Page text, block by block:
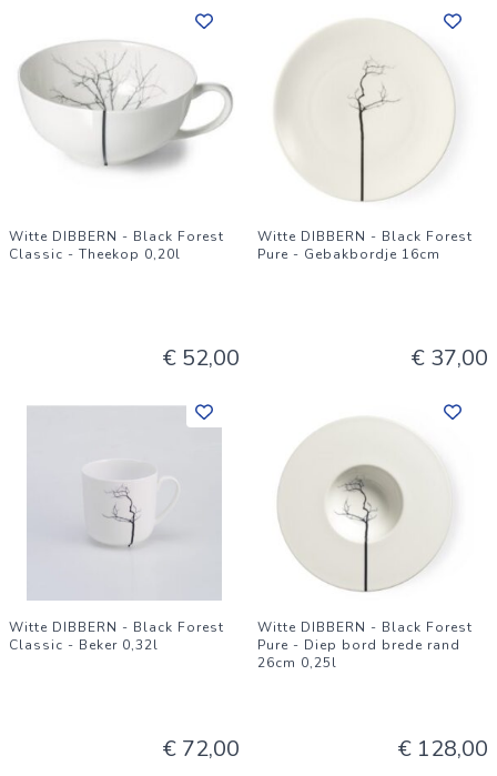
Witte DIBBERN - Black Forest
Classic - Theekop 0,20l
€ 52,00
Witte DIBBERN - Black Forest
Pure - Gebakbordje 16cm
€ 37,00
Witte DIBBERN - Black Forest
Classic - Beker 0,32l
€ 72,00
Witte DIBBERN - Black Forest
Pure - Diep bord brede rand
26cm 0,25l
€ 128,00